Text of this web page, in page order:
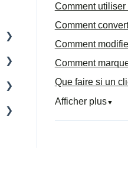
Comment
Comment
Comment
Comment
Que faire si un
Afficher plus▼